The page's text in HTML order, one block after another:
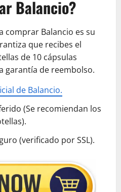
Balancio?
comprar Balancio es su
que recibes el
de 10 cápsulas
garantía de reembolso.
de Balancio.
(Se recomiendan los
(verificado por SSL).